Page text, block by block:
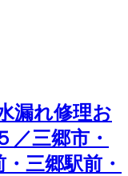
漏れ修理お
／三郷市・
三郷駅前・